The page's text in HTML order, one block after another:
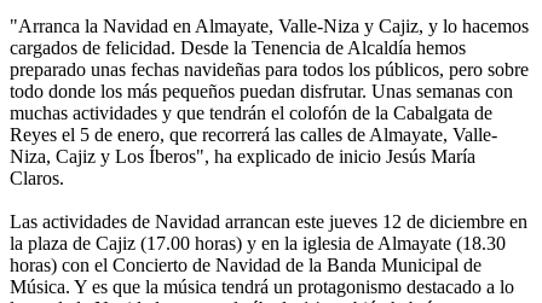
"Arranca la Navidad en Almayate, Valle-Niza y Cajiz, y lo hacemos
cargados de felicidad. Desde la Tenencia de Alcaldía hemos
preparado unas fechas navideñas para todos los públicos, pero sobre
todo donde los más pequeños puedan disfrutar. Unas semanas con
muchas actividades y que tendrán el colofón de la Cabalgata de
Reyes el 5 de enero, que recorrerá las calles de Almayate, Valle-
Niza, Cajiz y Los Íberos", ha explicado de inicio Jesús María
Claros.
Las actividades de Navidad arrancan este jueves 12 de diciembre en
la plaza de Cajiz (17.00 horas) y en la iglesia de Almayate (18.30
horas) con el Concierto de Navidad de la Banda Municipal de
Música. Y es que la música tendrá un protagonismo destacado a lo